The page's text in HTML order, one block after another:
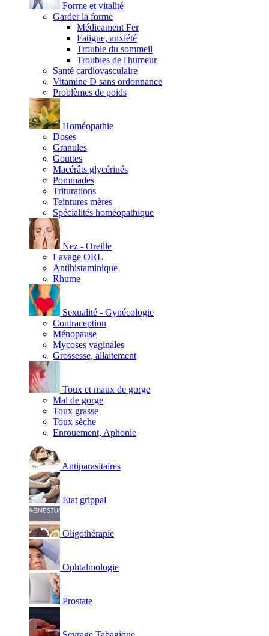
Forme et vitalité
Garder la forme
Médicament Fer
Fatigue, anxiété
Trouble du sommeil
Troubles de l'humeur
Santé cardiovasculaire
Vitamine D sans ordonnance
Problèmes de poids
Homéopathie
Doses
Granules
Gouttes
Macérâts glycérinés
Pommades
Triturations
Teintures mères
Spécialités homéopathique
Nez - Oreille
Lavage ORL
Antihistaminique
Rhume
Sexualité - Gynécologie
Contraception
Ménopause
Mycoses vaginales
Grossesse, allaitement
Toux et maux de gorge
Mal de gorge
Toux grasse
Toux sèche
Enrouement, Aphonie
Antiparasitaires
Etat grippal
Oligothérapie
Ophtalmologie
Prostate